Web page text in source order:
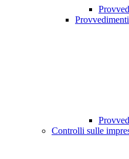
Controlli sulle